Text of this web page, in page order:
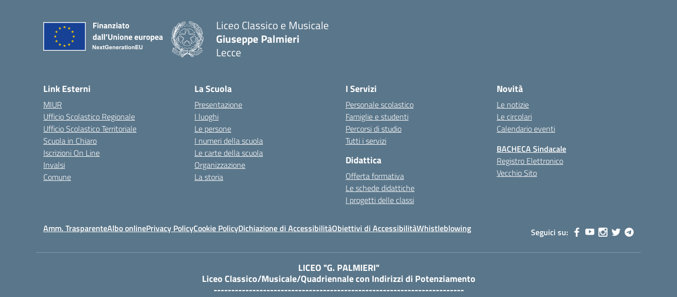
Liceo Classico e Musicale
Giuseppe Palmieri
Lecce
Link Esterni
MIUR
Ufficio Scolastico Regionale
Ufficio Scolastico Territoriale
Scuola in Chiaro
Iscrizioni On Line
Invalsi
Comune
La Scuola
Presentazione
I luoghi
Le persone
I numeri della scuola
Le carte della scuola
Organizzazione
La storia
I Servizi
Personale scolastico
Famiglie e studenti
Percorsi di studio
Tutti i servizi
Didattica
Offerta formativa
Le schede didattiche
I progetti delle classi
Novità
Le notizie
Le circolari
Calendario eventi
BACHECA Sindacale
Registro Elettronico
Vecchio Sito
Amm. TrasparenteAlbo onlinePrivacy PolicyCookie PolicyDichiazione di AccessibilitàObiettivi di AccessibilitàWhistleblowing Seguici su:
LICEO "G. PALMIERI"
Liceo Classico/Musicale/Quadriennale con Indirizzi di Potenziamento
-----------------------------------------------------------------------